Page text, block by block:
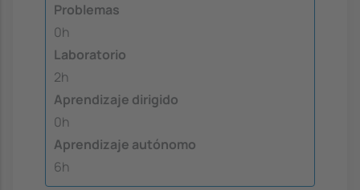
Problemas
0h
Laboratorio
2h
Aprendizaje dirigido
0h
Aprendizaje autónomo
6h